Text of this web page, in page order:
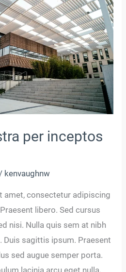
per inceptos
/ kenvaughnw
amet, consectetur adipiscing
libero. Sed cursus
nisi. Nulla quis sem at nibh
Duis sagittis ipsum. Praesent
sed augue semper porta.
lacinia arcu eget nulla.